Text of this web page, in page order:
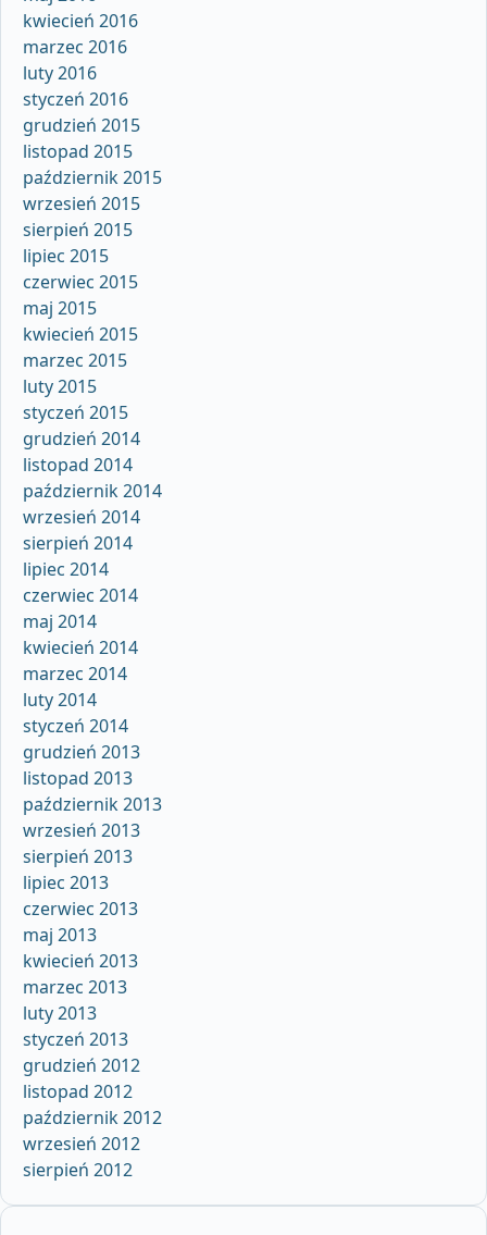
kwiecień 2016
marzec 2016
luty 2016
styczeń 2016
grudzień 2015
listopad 2015
październik 2015
wrzesień 2015
sierpień 2015
lipiec 2015
czerwiec 2015
maj 2015
kwiecień 2015
marzec 2015
luty 2015
styczeń 2015
grudzień 2014
listopad 2014
październik 2014
wrzesień 2014
sierpień 2014
lipiec 2014
czerwiec 2014
maj 2014
kwiecień 2014
marzec 2014
luty 2014
styczeń 2014
grudzień 2013
listopad 2013
październik 2013
wrzesień 2013
sierpień 2013
lipiec 2013
czerwiec 2013
maj 2013
kwiecień 2013
marzec 2013
luty 2013
styczeń 2013
grudzień 2012
listopad 2012
październik 2012
wrzesień 2012
sierpień 2012